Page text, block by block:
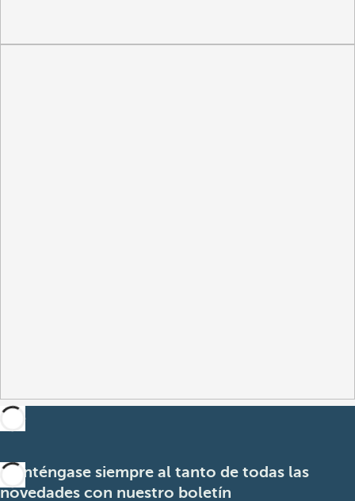
Manténgase siempre al tanto de todas las
novedades con nuestro boletín